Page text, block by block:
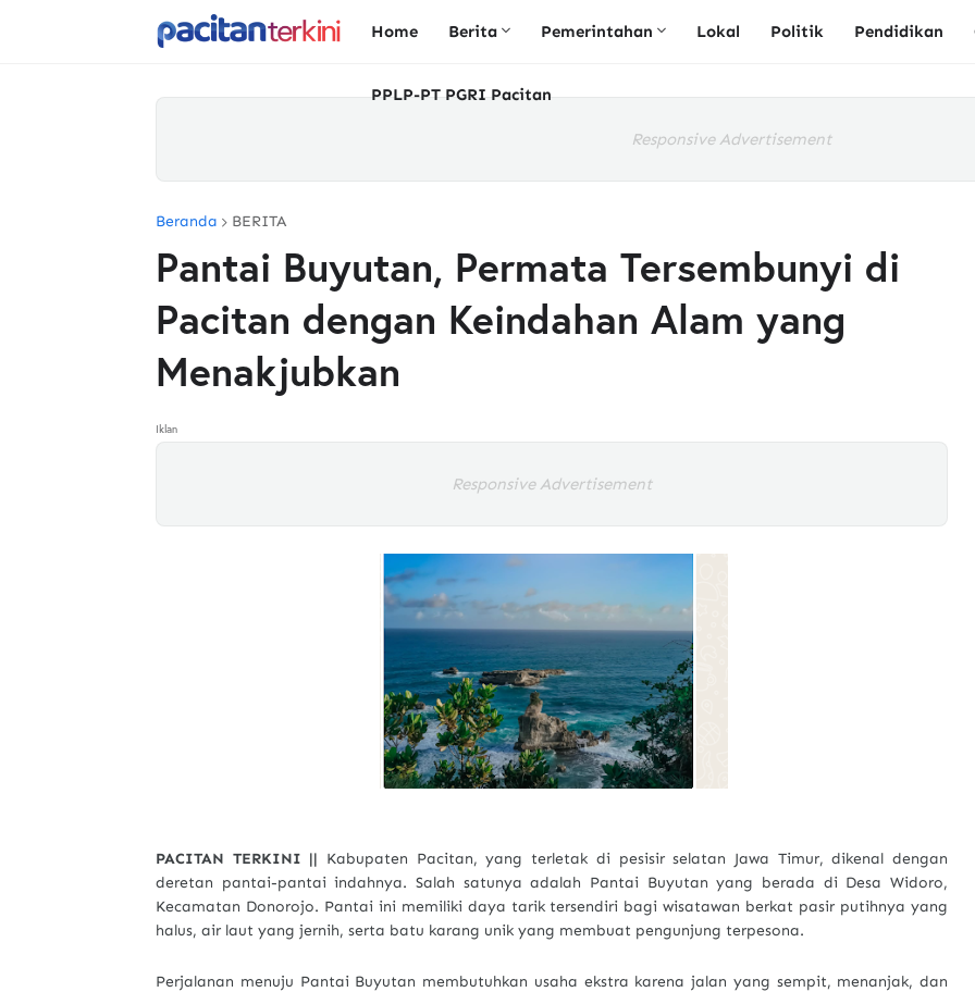
Home Berita Pemerintahan Lokal Politik Pendidikan
PPLP-PT PGRI Pacitan
Responsive Advertisement
Beranda BERITA
Pantai Buyutan, Permata Tersembunyi di
Pacitan dengan Keindahan Alam yang
Menakjubkan
Iklan
Responsive Advertisement
PACITAN TERKINI || Kabupaten Pacitan, yang terletak di pesisir selatan Jawa Timur, dikenal dengan
deretan pantai-pantai indahnya. Salah satunya adalah Pantai Buyutan yang berada di Desa Widoro,
Kecamatan Donorojo. Pantai ini memiliki daya tarik tersendiri bagi wisatawan berkat pasir putihnya yang
halus, air laut yang jernih, serta batu karang unik yang membuat pengunjung terpesona.
Perjalanan menuju Pantai Buyutan membutuhkan usaha ekstra karena jalan yang sempit, menanjak, dan